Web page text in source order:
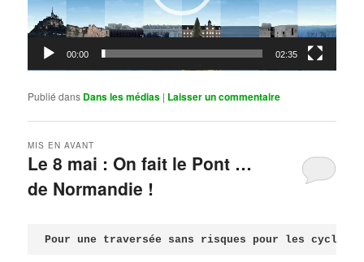
00:00 02:35
Publié dans Dans les médias | Laisser un commentaire
Le 8 mai : On fait le Pont …
de Normandie !
MIS EN AVANT
Pour une traversée sans risques pour les